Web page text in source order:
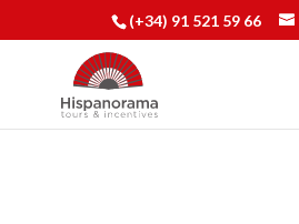
(+34) 91 521 59 66